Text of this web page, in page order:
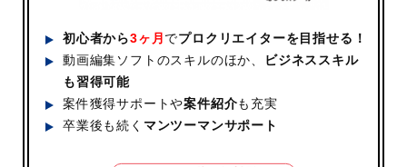
初心者から3ヶ月 でプロクリエイターを目指せる！
動画編集ソフトのスキルのほか、
ビジネススキル
も習得可能
案件獲得サポートや案件紹介も充実
卒業後も続く マンツーマンサポート